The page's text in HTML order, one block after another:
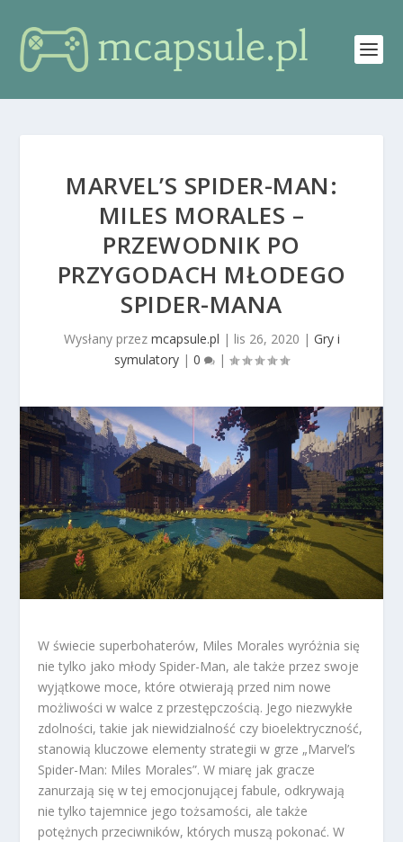
MARVEL’S SPIDER-MAN:
MILES MORALES –
PRZEWODNIK PO
PRZYGODACH MŁODEGO
SPIDER-MANA
Wysłany przez mcapsule.pl | lis 26, 2020 | Gry i
symulatory | 0 |
W świecie superbohaterów, Miles Morales wyróżnia się
nie tylko jako młody Spider-Man, ale także przez swoje
wyjątkowe moce, które otwierają przed nim nowe
możliwości w walce z przestępczością. Jego niezwykłe
zdolności, takie jak niewidzialność czy bioelektryczność,
stanowią kluczowe elementy strategii w grze „Marvel’s
Spider-Man: Miles Morales”. W miarę jak gracze
zanurzają się w tej emocjonującej fabule, odkrywają
nie tylko tajemnice jego tożsamości, ale także
potężnych przeciwników, których muszą pokonać. W